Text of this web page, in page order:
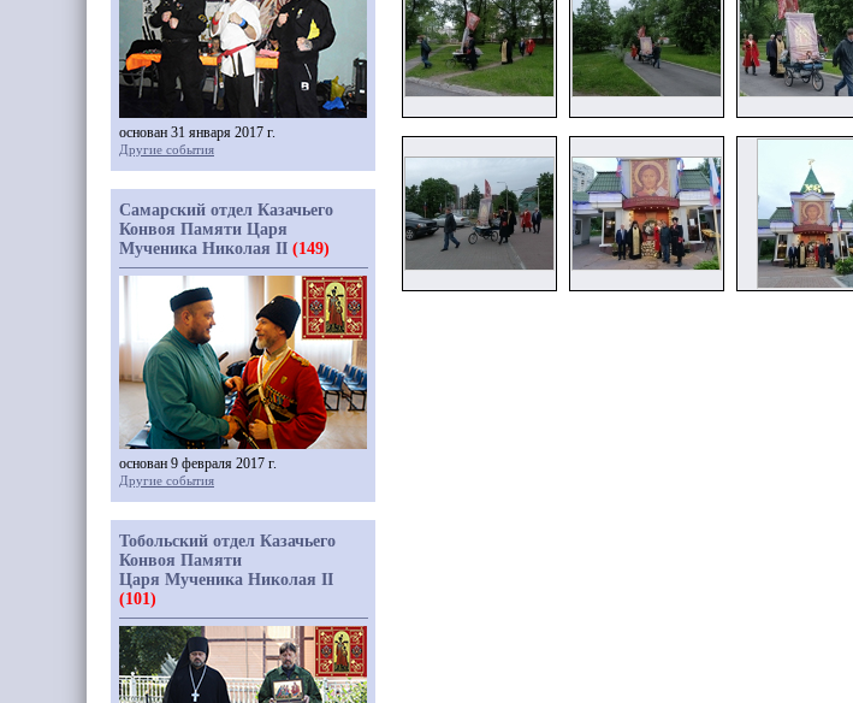
основан 31 января 2017 г.
Другие события
Самарский отдел Казачьего
Конвоя Памяти Царя
Мученика Николая II (149)
основан 9 февраля 2017 г.
Другие события
Тобольский отдел Казачьего
Конвоя Памяти
Царя Мученика Николая II
(101)